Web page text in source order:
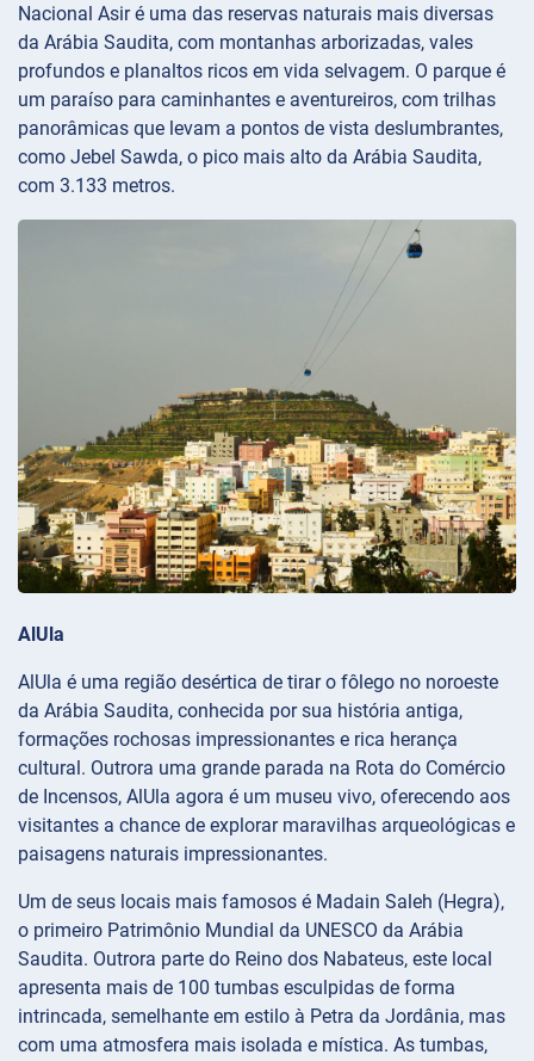
Nacional Asir é uma das reservas naturais mais diversas
da Arábia Saudita, com montanhas arborizadas, vales
profundos e planaltos ricos em vida selvagem. O parque é
um paraíso para caminhantes e aventureiros, com trilhas
panorâmicas que levam a pontos de vista deslumbrantes,
como Jebel Sawda, o pico mais alto da Arábia Saudita,
com 3.133 metros.
AlUla
AlUla é uma região desértica de tirar o fôlego no noroeste
da Arábia Saudita, conhecida por sua história antiga,
formações rochosas impressionantes e rica herança
cultural. Outrora uma grande parada na Rota do Comércio
de Incensos, AlUla agora é um museu vivo, oferecendo aos
visitantes a chance de explorar maravilhas arqueológicas e
paisagens naturais impressionantes.
Um de seus locais mais famosos é Madain Saleh (Hegra),
o primeiro Patrimônio Mundial da UNESCO da Arábia
Saudita. Outrora parte do Reino dos Nabateus, este local
apresenta mais de 100 tumbas esculpidas de forma
intrincada, semelhante em estilo à Petra da Jordânia, mas
com uma atmosfera mais isolada e mística. As tumbas,